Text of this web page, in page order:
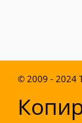
© 2009 - 2024